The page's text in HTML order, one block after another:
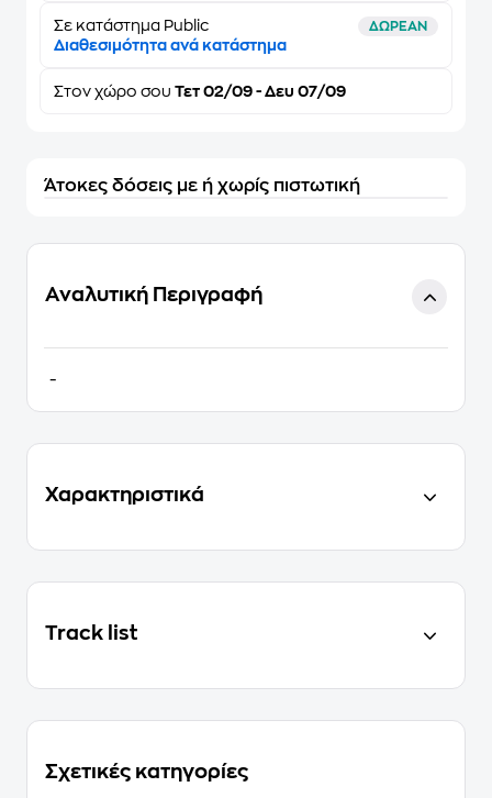
Σε κατάστημα Public ΔΩΡΕΑΝ
Διαθεσιμότητα ανά κατάστημα
Στον χώρο σου Τετ 02/09 - Δευ 07/09
Άτοκες δόσεις με ή χωρίς πιστωτική
Αναλυτική Περιγραφή
-
Χαρακτηριστικά
Track list
Σχετικές κατηγορίες